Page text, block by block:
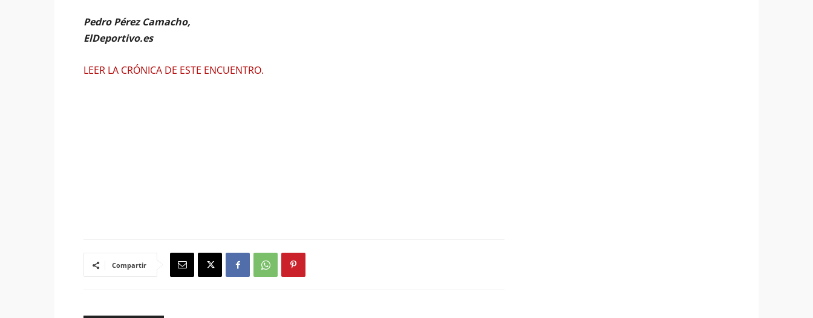
Pedro Pérez Camacho,
ElDeportivo.es
LEER LA CRÓNICA DE ESTE ENCUENTRO.
Compartir